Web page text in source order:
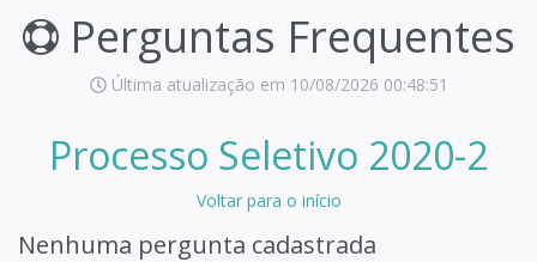
Perguntas Frequentes
Última atualização em 10/08/2026 00:48:51
Processo Seletivo 2020-2
Voltar para o início
Nenhuma pergunta cadastrada